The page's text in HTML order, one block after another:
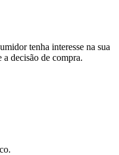
tenha interesse na sua
decisão de compra.